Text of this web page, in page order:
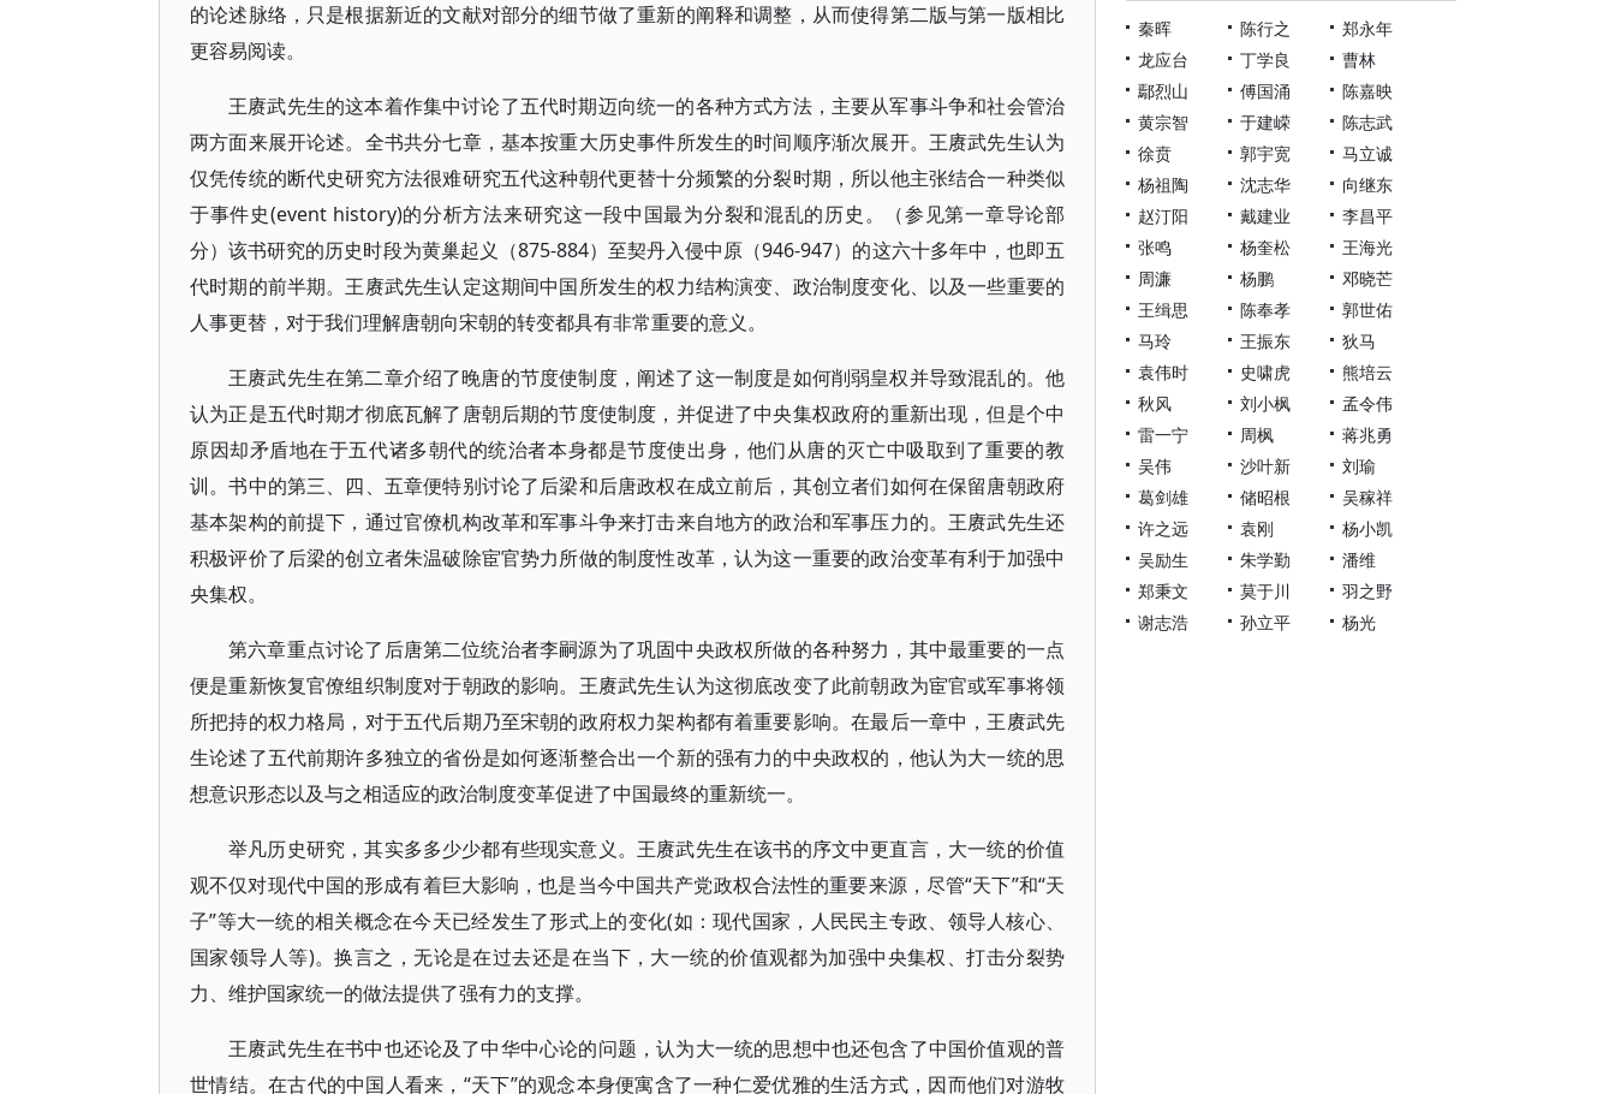
的论述脉络，只是根据新近的文献对部分的细节做了重新的阐释和调整，从而使得第二版与第一版相比
更容易阅读。
王赓武先生的这本着作集中讨论了五代时期迈向统一的各种方式方法，主要从军事斗争和社会管治
两方面来展开论述。全书共分七章，基本按重大历史事件所发生的时间顺序渐次展开。王赓武先生认为
仅凭传统的断代史研究方法很难研究五代这种朝代更替十分频繁的分裂时期，所以他主张结合一种类似
于事件史(event history)的分析方法来研究这一段中国最为分裂和混乱的历史。（参见第一章导论部
分）该书研究的历史时段为黄巢起义（875-884）至契丹入侵中原（946-947）的这六十多年中，也即五
代时期的前半期。王赓武先生认定这期间中国所发生的权力结构演变、政治制度变化、以及一些重要的
人事更替，对于我们理解唐朝向宋朝的转变都具有非常重要的意义。
王赓武先生在第二章介绍了晚唐的节度使制度，阐述了这一制度是如何削弱皇权并导致混乱的。他
认为正是五代时期才彻底瓦解了唐朝后期的节度使制度，并促进了中央集权政府的重新出现，但是个中
原因却矛盾地在于五代诸多朝代的统治者本身都是节度使出身，他们从唐的灭亡中吸取到了重要的教
训。书中的第三、四、五章便特别讨论了后梁和后唐政权在成立前后，其创立者们如何在保留唐朝政府
基本架构的前提下，通过官僚机构改革和军事斗争来打击来自地方的政治和军事压力的。王赓武先生还
积极评价了后梁的创立者朱温破除宦官势力所做的制度性改革，认为这一重要的政治变革有利于加强中
央集权。
第六章重点讨论了后唐第二位统治者李嗣源为了巩固中央政权所做的各种努力，其中最重要的一点
便是重新恢复官僚组织制度对于朝政的影响。王赓武先生认为这彻底改变了此前朝政为宦官或军事将领
所把持的权力格局，对于五代后期乃至宋朝的政府权力架构都有着重要影响。在最后一章中，王赓武先
生论述了五代前期许多独立的省份是如何逐渐整合出一个新的强有力的中央政权的，他认为大一统的思
想意识形态以及与之相适应的政治制度变革促进了中国最终的重新统一。
举凡历史研究，其实多多少少都有些现实意义。王赓武先生在该书的序文中更直言，大一统的价值
观不仅对现代中国的形成有着巨大影响，也是当今中国共产党政权合法性的重要来源，尽管“天下”和“天
子”等大一统的相关概念在今天已经发生了形式上的变化(如：现代国家，人民民主专政、领导人核心、
国家领导人等)。换言之，无论是在过去还是在当下，大一统的价值观都为加强中央集权、打击分裂势
力、维护国家统一的做法提供了强有力的支撑。
王赓武先生在书中也还论及了中华中心论的问题，认为大一统的思想中也还包含了中国价值观的普
世情结。在古代的中国人看来，“天下”的观念本身便寓含了一种仁爱优雅的生活方式，因而他们对游牧
秦晖 陈行之
郑永年
龙应台
丁学良
曹林
鄢烈山
傅国涌
陈嘉映
黄宗智
于建嵘
陈志武
徐贲
郭宇宽
马立诚
杨祖陶
沈志华
向继东
赵汀阳
戴建业
李昌平
张鸣
杨奎松
王海光
周濂
杨鹏
邓晓芒
王缉思
陈奉孝
郭世佑
马玲
王振东
狄马
袁伟时
史啸虎
熊培云
秋风
刘小枫
孟令伟
雷一宁
周枫
蒋兆勇
吴伟
沙叶新
刘瑜
葛剑雄
储昭根
吴稼祥
许之远
袁刚
杨小凯
吴励生
朱学勤
潘维
郑秉文
莫于川
羽之野
谢志浩
孙立平 杨光